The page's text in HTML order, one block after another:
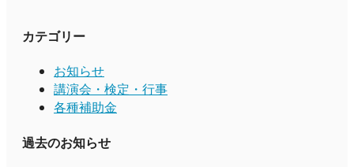
カテゴリー
お知らせ
講演会・検定・行事
各種補助金
過去のお知らせ